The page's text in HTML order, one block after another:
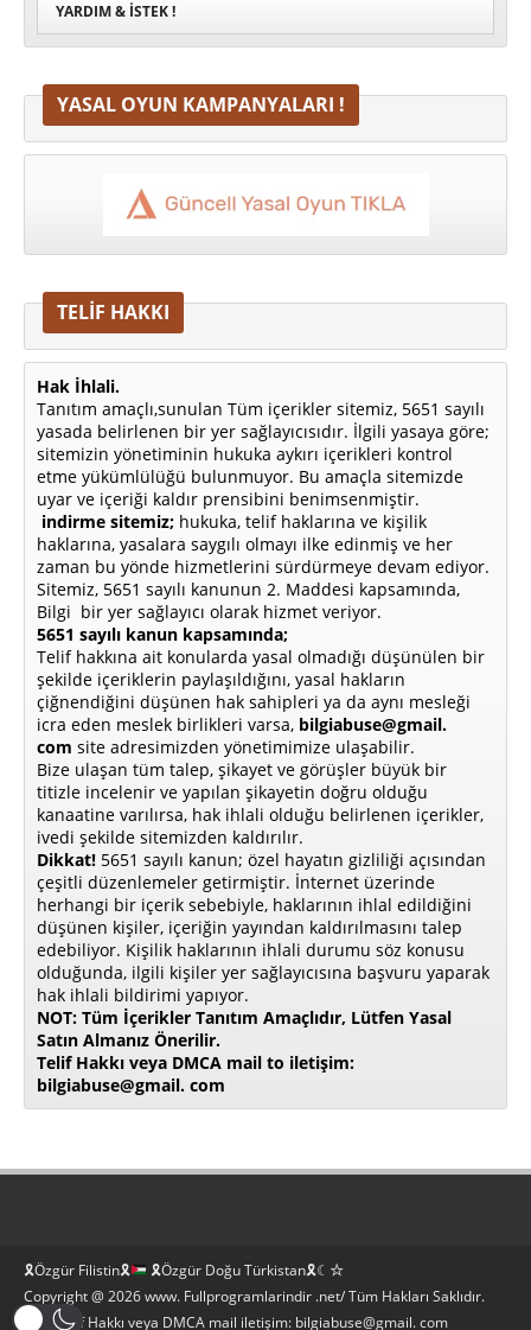
YARDIM & İSTEK !
YASAL OYUN KAMPANYALARI !
TELİF HAKKI
Hak İhlali.
Tanıtım amaçlı,sunulan Tüm içerikler sitemiz, 5651 sayılı
yasada belirlenen bir yer sağlayıcısıdır. İlgili yasaya göre;
sitemizin yönetiminin hukuka aykırı içerikleri kontrol
etme yükümlülüğü bulunmuyor. Bu amaçla sitemizde
uyar ve içeriği kaldır prensibini benimsenmiştir.
indirme sitemiz; hukuka, telif haklarına ve kişilik
haklarına, yasalara saygılı olmayı ilke edinmiş ve her
zaman bu yönde hizmetlerini sürdürmeye devam ediyor.
Sitemiz, 5651 sayılı kanunun 2. Maddesi kapsamında,
Bilgi bir yer sağlayıcı olarak hizmet veriyor.
5651 sayılı kanun kapsamında;
Telif hakkına ait konularda yasal olmadığı düşünülen bir
şekilde içeriklerin paylaşıldığını, yasal hakların
çiğnendiğini düşünen hak sahipleri ya da aynı mesleği
icra eden meslek birlikleri varsa, bilgiabuse@gmail.
com site adresimizden yönetimimize ulaşabilir.
Bize ulaşan tüm talep, şikayet ve görüşler büyük bir
titizle incelenir ve yapılan şikayetin doğru olduğu
kanaatine varılırsa, hak ihlali olduğu belirlenen içerikler,
ivedi şekilde sitemizden kaldırılır.
Dikkat! 5651 sayılı kanun; özel hayatın gizliliği açısından
çeşitli düzenlemeler getirmiştir. İnternet üzerinde
herhangi bir içerik sebebiyle, haklarının ihlal edildiğini
düşünen kişiler, içeriğin yayından kaldırılmasını talep
edebiliyor. Kişilik haklarının ihlali durumu söz konusu
olduğunda, ilgili kişiler yer sağlayıcısına başvuru yaparak
hak ihlali bildirimi yapıyor.
NOT: Tüm İçerikler Tanıtım Amaçlıdır, Lütfen Yasal
Satın Almanız Önerilir.
Telif Hakkı veya DMCA mail to iletişim:
bilgiabuse@gmail. com
🎗Özgür Filistin🎗
🎗Özgür Doğu Türkistan🎗☾☆
Copyright @ 2026 www. Fullprogramlarindir .net/ Tüm Hakları Saklıdır.
Bilgi Telif Hakkı veya DMCA mail iletişim: bilgiabuse@gmail. com